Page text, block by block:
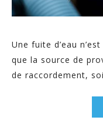
Une fuite d’eau
que la source de
de raccordement,